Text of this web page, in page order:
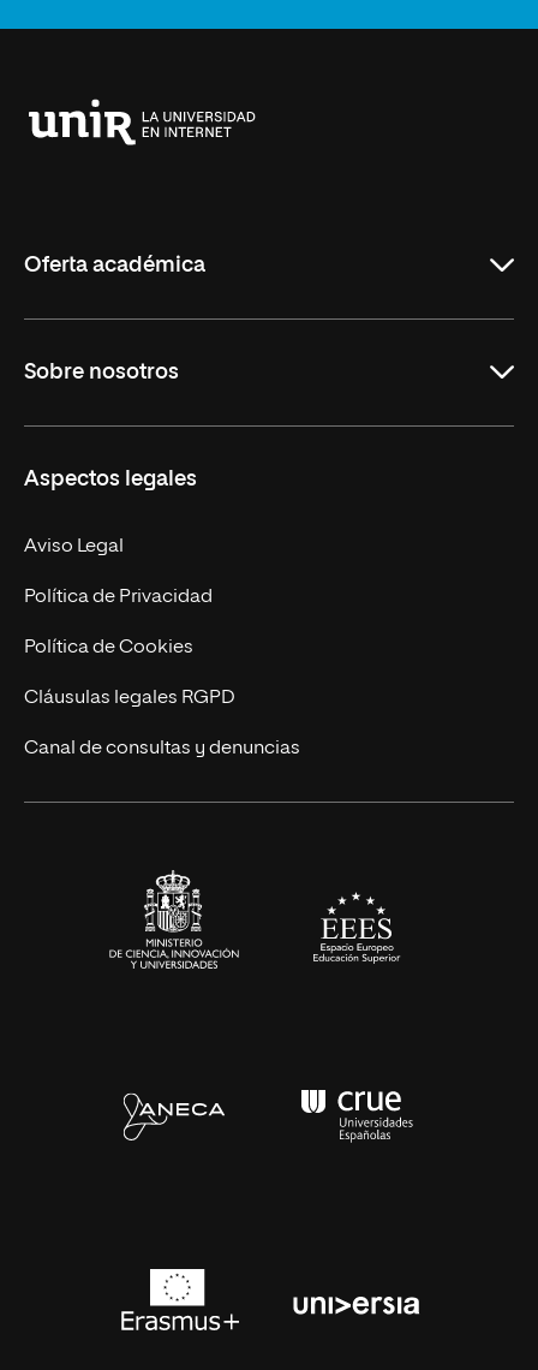
Oferta académica
Másteres Oficiales
Doctorados
Experto Universitario
Postgrados
Cursos Universitarios
Sobre nosotros
Facultades
Nuestro Equipo
Trabaja en UNIR
Actualidad
UNIR Revista
Eventos
Aspectos legales
Aviso Legal
Política de Privacidad
Política de Cookies
Cláusulas legales RGPD
Canal de consultas y denuncias